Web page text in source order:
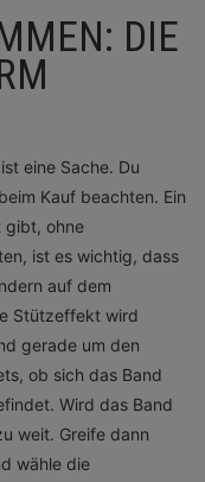
DIE R
F
eine Sache. Du
Kauf beachten. Ein
gibt, ohne
ist es wichtig, dass
auf dem
Stützeffekt wird
gerade um den
ob sich das Band
Wird das Band
weit. Greife dann
wähle die